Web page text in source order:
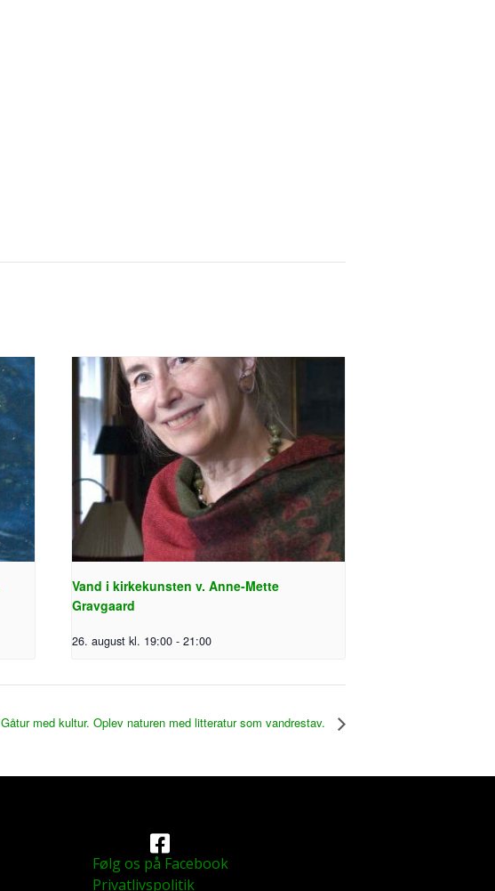
Vand i kirkekunsten v. Anne-Mette
Gravgaard
26. august kl. 19:00 - 21:00
Gåtur med kultur. Oplev naturen med litteratur som vandrestav.
Følg os på Facebook
Privatlivspolitik